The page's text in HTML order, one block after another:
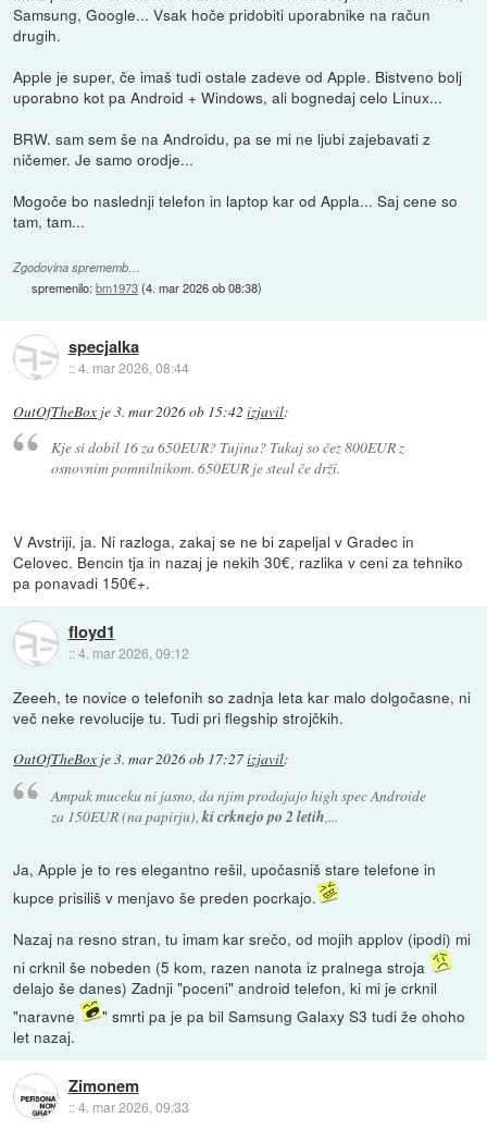
Samsung, Google... Vsak hoče pridobiti uporabnike na račun
drugih.
Apple je super, če imaš tudi ostale zadeve od Apple. Bistveno bolj
uporabno kot pa Android + Windows, ali bognedaj celo Linux...
BRW. sam sem še na Androidu, pa se mi ne ljubi zajebavati z
ničemer. Je samo orodje...
Mogoče bo naslednji telefon in laptop kar od Appla... Saj cene so
tam, tam...
Zgodovina sprememb…
spremenilo:bm1973(4. mar 2026 ob 08:38)
specjalka
::4. mar 2026, 08:44
OutOfTheBox je3. mar 2026 ob 15:42 izjavil:
Kje si dobil 16 za 650EUR? Tujina? Tukaj so čez 800EUR z
osnovnim pomnilnikom. 650EUR je steal če drži.
V Avstriji, ja. Ni razloga, zakaj se ne bi zapeljal v Gradec in
Celovec. Bencin tja in nazaj je nekih 30€, razlika v ceni za tehniko
pa ponavadi 150€+.
floyd1
::4. mar 2026, 09:12
Zeeeh, te novice o telefonih so zadnja leta kar malo dolgočasne, ni
več neke revolucije tu. Tudi pri flegship strojčkih.
OutOfTheBox je3. mar 2026 ob 17:27izjavil:
Ampak muceku ni jasno, da njim prodajajo high spec Androide
za 150EUR (na papirju), ki crknejo po 2 letih ,...
Ja, Apple je to res elegantno rešil, upočasniš stare telefone in
kupce prisiliš v menjavo še preden pocrkajo.
Nazaj na resno stran, tu imam kar srečo, od mojih applov (ipodi) mi
ni crknil še nobeden (5 kom, razen nanota iz pralnega stroja
delajo še danes) Zadnji "poceni" android telefon, ki mi je crknil
"naravne
" smrti pa je pa bil Samsung Galaxy S3 tudi že ohoho
let nazaj.
Zimonem
::4. mar 2026, 09:33